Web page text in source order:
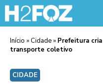
Início » Cidade » Prefeitura
transporte coletivo
CIDADE